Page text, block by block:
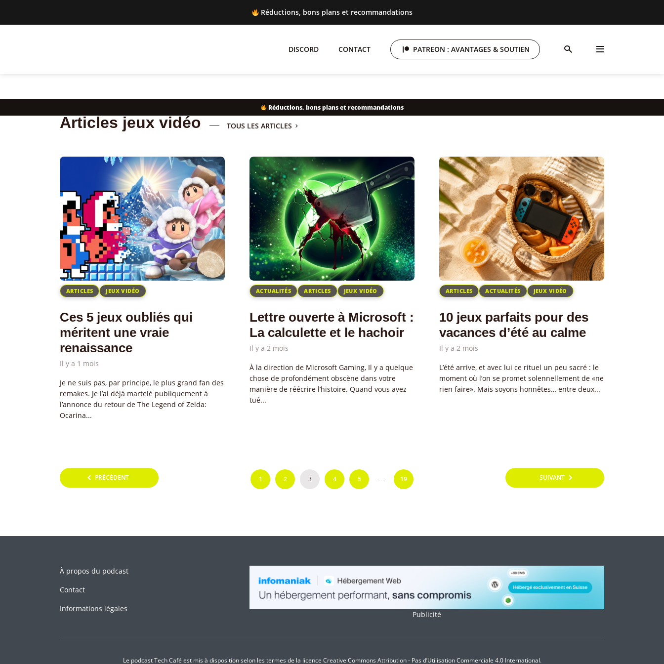
Réductions, bons plans et recommandations
DISCORD CONTACT PATREON : AVANTAGES & SOUTIEN
Réductions, bons plans et recommandations
Articles jeux vidéo TOUS LES ARTICLES
ARTICLES JEUX VIDÉO
Ces 5 jeux oubliés qui
méritent une vraie
renaissance
Il y a 1 mois
Je ne suis pas, par principe, le plus grand fan des
remakes. Je l’ai déjà martelé publiquement à
l’annonce du retour de The Legend of Zelda:
Ocarina...
ACTUALITÉS ARTICLES JEUX VIDÉO
Lettre ouverte à Microsoft :
La calculette et le hachoir
Il y a 2 mois
À la direction de Microsoft Gaming, Il y a quelque
chose de profondément obscène dans votre
manière de réécrire l’histoire. Quand vous avez
tué...
ARTICLES ACTUALITÉS JEUX VIDÉO
10 jeux parfaits pour des
vacances d’été au calme
Il y a 2 mois
L’été arrive, et avec lui ce rituel un peu sacré : le
moment où l’on se promet solennellement de «ne
rien faire». Mais soyons honnêtes… entre deux...
Pagination
PRÉCÉDENT 1 2 3 4 5 19 SUIVANT
À propos du podcast
Contact
Informations légales
Publicité
Le podcast Tech Café est mis à disposition selon les termes de la licence Creative Commons Attribution - Pas d’Utilisation Commerciale 4.0 International.